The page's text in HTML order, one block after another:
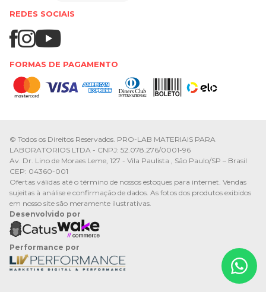
REDES SOCIAIS
FORMAS DE PAGAMENTO
© Todos os Direitos Reservados. PRO-LAB MATERIAIS PARA
LABORATORIOS LTDA - CNPJ: 52.078.276/0001-96
Av. Dr. Lino de Moraes Leme, 127 - Vila Paulista , São Paulo/SP – Brasil
CEP: 04360-001
Ofertas válidas até o término de nossos estoques para internet. Vendas
sujeitas à análise e confirmação de dados. As fotos dos produtos exibidos
em nosso site são meramente ilustrativas.
Desenvolvido por
Performance por